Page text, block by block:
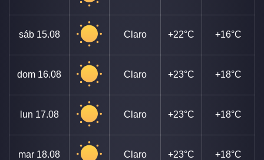
sáb 15.08 Claro +22°C +16°C
dom 16.08 Claro +23°C +18°C
lun 17.08 Claro +23°C +18°C
mar 18.08 Claro +23°C +18°C